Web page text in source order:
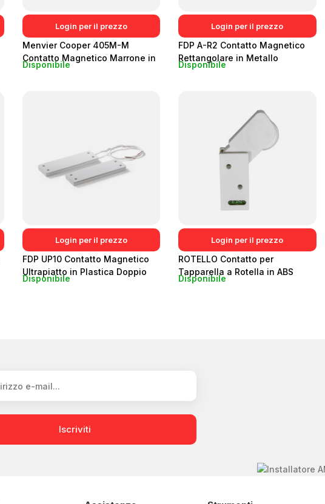
Login per il prezzo
Menvier Cooper 405M-M
Contatto Magnetico Marrone in
PVC
Disponibile
Login per il prezzo
FDP A-R2 Contatto Magnetico
Rettangolare in Metallo
Disponibile
Login per il prezzo
FDP UP10 Contatto Magnetico
Ultrapiatto in Plastica Doppio
Magnete
Disponibile
Login per il prezzo
ROTELLO Contatto per
Tapparella a Rotella in ABS
Disponibile
Iscriviti